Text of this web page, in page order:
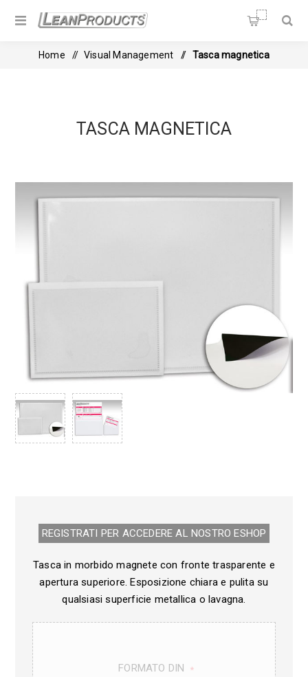
Soluzioni per la Lean
Home / Visual Management / Tasca magnetica
TASCA MAGNETICA
REGISTRATI PER ACCEDERE AL NOSTRO E­SHOP
Tasca in morbido magnete con fronte trasparente e
apertura superiore. Esposizione chiara e pulita su
qualsiasi superficie metallica o lavagna.
FORMATO DIN *